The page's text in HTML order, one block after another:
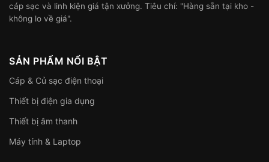
cáp sạc và linh kiện giá tận xưởng. Tiêu chí: "Hàng sẵn tại kho -
không lo về giá".
SẢN PHẨM NỔI BẬT
Cáp & Củ sạc điện thoại
Thiết bị điện gia dụng
Thiết bị âm thanh
Máy tính & Laptop